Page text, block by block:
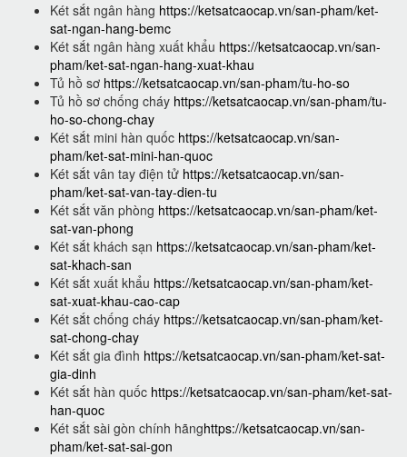
Két sắt ngân hàng https://ketsatcaocap.vn/san-pham/ket-
sat-ngan-hang-bemc
Két sắt ngân hàng xuất khẩu https://ketsatcaocap.vn/san-
pham/ket-sat-ngan-hang-xuat-khau
Tủ hồ sơ https://ketsatcaocap.vn/san-pham/tu-ho-so
Tủ hồ sơ chống cháy https://ketsatcaocap.vn/san-pham/tu-
ho-so-chong-chay
Két sắt mini hàn quốc https://ketsatcaocap.vn/san-
pham/ket-sat-mini-han-quoc
Két sắt vân tay điện tử https://ketsatcaocap.vn/san-
pham/ket-sat-van-tay-dien-tu
Két sắt văn phòng https://ketsatcaocap.vn/san-pham/ket-
sat-van-phong
Két sắt khách sạn https://ketsatcaocap.vn/san-pham/ket-
sat-khach-san
Két sắt xuất khẩu https://ketsatcaocap.vn/san-pham/ket-
sat-xuat-khau-cao-cap
Két sắt chống cháy https://ketsatcaocap.vn/san-pham/ket-
sat-chong-chay
Két sắt gia đình https://ketsatcaocap.vn/san-pham/ket-sat-
gia-dinh
Két sắt hàn quốc https://ketsatcaocap.vn/san-pham/ket-sat-
han-quoc
Két sắt sài gòn chính hãnghttps://ketsatcaocap.vn/san-
pham/ket-sat-sai-gon